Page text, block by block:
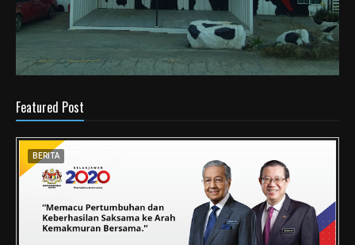
Featured Post
BERITA